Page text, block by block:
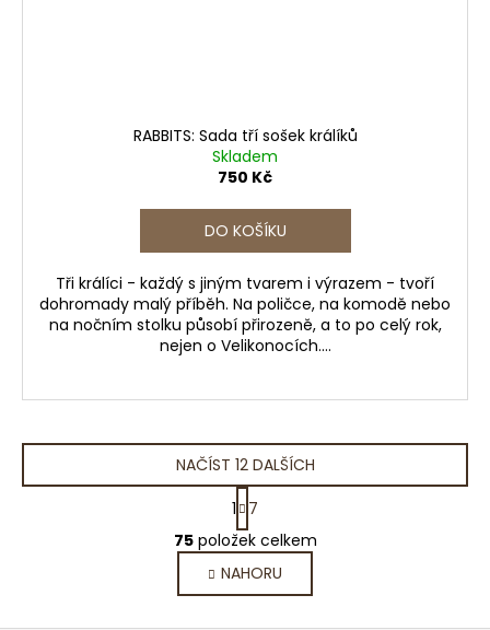
RABBITS: Sada tří sošek králíků
Skladem
750 Kč
DO KOŠÍKU
Tři králíci - každý s jiným tvarem i výrazem - tvoří
dohromady malý příběh. Na poličce, na komodě nebo
na nočním stolku působí přirozeně, a to po celý rok,
nejen o Velikonocích....
O
v
l
á
NAČÍST 12 DALŠÍCH
S
t
r
á
n
k
o
1
7
75položek celkem
NAHORU